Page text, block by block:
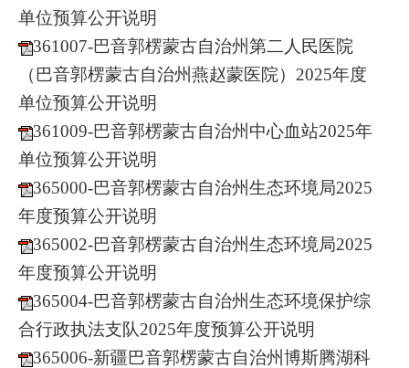
单位预算公开说明
361007-巴音郭楞蒙古自治州第二人民医院
（巴音郭楞蒙古自治州燕赵蒙医院）2025年度
单位预算公开说明
361009-巴音郭楞蒙古自治州中心血站2025年
单位预算公开说明
365000-巴音郭楞蒙古自治州生态环境局2025
年度预算公开说明
365002-巴音郭楞蒙古自治州生态环境局2025
年度预算公开说明
365004-巴音郭楞蒙古自治州生态环境保护综
合行政执法支队2025年度预算公开说明
365006-新疆巴音郭楞蒙古自治州博斯腾湖科